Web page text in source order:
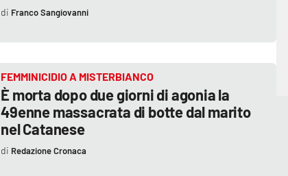
Franco Sangiovanni
FEMMINICIDIO A MISTERBIANCO
È morta dopo due giorni di agonia la
49enne massacrata di botte dal marito
nel Catanese
Redazione Cronaca